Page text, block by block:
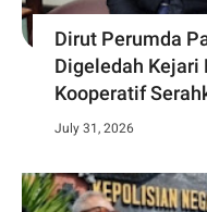
Dirut Perumda
Digeledah Kejari
Kooperatif
July 31, 2026